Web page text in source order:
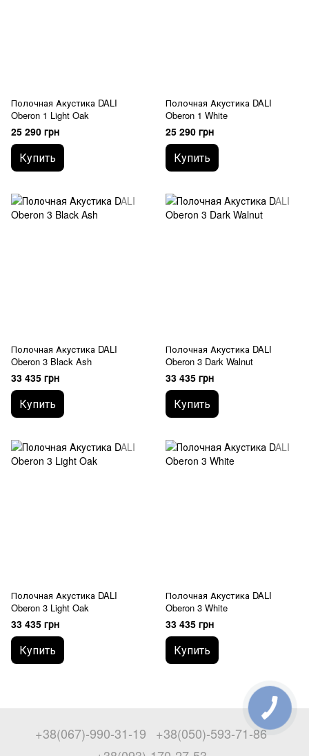
Полочная Акустика DALI
Oberon 1 Light Oak
25 290 грн
Купить
Полочная Акустика DALI
Oberon 1 White
25 290 грн
Купить
Полочная Акустика DALI
Oberon 3 Black Ash
33 435 грн
Купить
Полочная Акустика DALI
Oberon 3 Dark Walnut
33 435 грн
Купить
Полочная Акустика DALI
Oberon 3 Light Oak
33 435 грн
Купить
Полочная Акустика DALI
Oberon 3 White
33 435 грн
Купить
+38(067)-990-31-19
+38(050)-593-71-86